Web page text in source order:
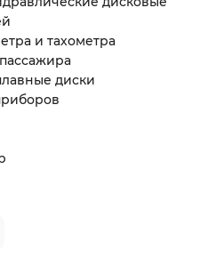
и тахометра
диски